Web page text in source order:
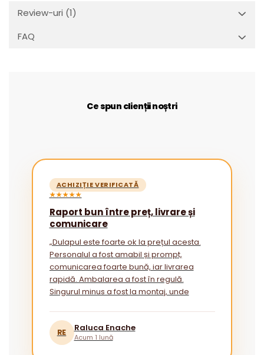
Review-uri (1)
FAQ
Ce spun clienții noștri
ACHIZIȚIE VERIFICATĂ
★★★★★
Raport bun între preț, livrare și
comunicare
„Dulapul este foarte ok la prețul acesta.
Personalul a fost amabil și prompt,
comunicarea foarte bună, iar livrarea
rapidă. Ambalarea a fost în regulă.
Singurul minus a fost la montaj, unde
RE
Raluca Enache
Acum 1 lună